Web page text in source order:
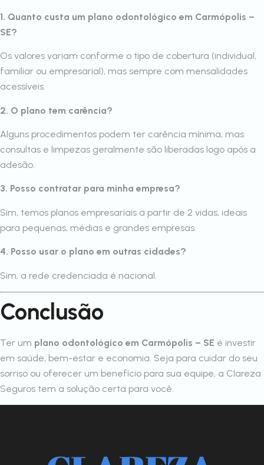
1. Quanto custa um plano odontológico em Carmópolis –
SE?
Os valores variam conforme o tipo de cobertura (individual,
familiar ou empresarial), mas sempre com mensalidades
acessíveis.
2. O plano tem carência?
Alguns procedimentos podem ter carência mínima, mas
consultas e limpezas geralmente são liberadas logo após a
adesão.
3. Posso contratar para minha empresa?
Sim, temos planos empresariais a partir de 2 vidas, ideais
para pequenas, médias e grandes empresas.
4. Posso usar o plano em outras cidades?
Sim, a rede credenciada é nacional.
Conclusão
Ter um plano odontológico em Carmópolis – SE é investir
em saúde, bem-estar e economia. Seja para cuidar do seu
sorriso ou oferecer um benefício para sua equipe, a Clareza
Seguros tem a solução certa para você.